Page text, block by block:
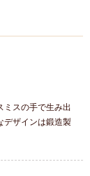
ミスの手で生み出
デザインは鍛造製